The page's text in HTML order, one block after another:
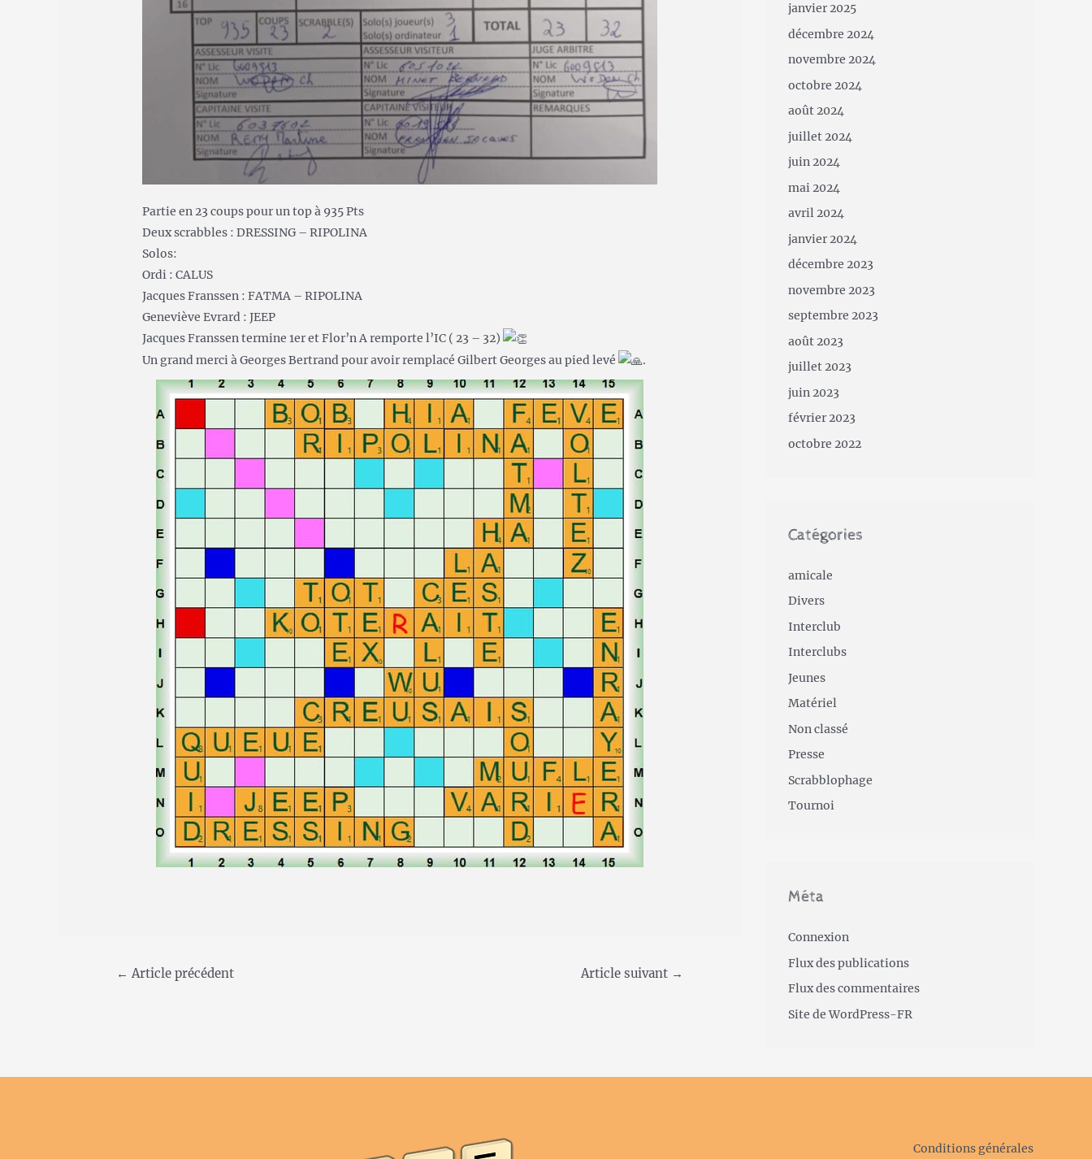
Partie en 23 coups pour un top à 935 Pts
Deux scrabbles : DRESSING – RIPOLINA
Solos:
Ordi : CALUS
Jacques Franssen : FATMA – RIPOLINA
Geneviève Evrard : JEEP
Jacques Franssen termine 1er et Flor’n A remporte l’IC ( 23 – 32)
Un grand merci à Georges Bertrand pour avoir remplacé Gilbert Georges au pied levé
.
← Article précédent Article suivant →
janvier 2025
décembre 2024
novembre 2024
octobre 2024
août 2024
juillet 2024
juin 2024
mai 2024
avril 2024
janvier 2024
décembre 2023
novembre 2023
septembre 2023
août 2023
juillet 2023
juin 2023
février 2023
octobre 2022
Catégories
amicale
Divers
Interclub
Interclubs
Jeunes
Matériel
Non classé
Presse
Scrabblophage
Tournoi
Méta
Connexion
Flux des publications
Flux des commentaires
Site de WordPress-FR
Conditions générales